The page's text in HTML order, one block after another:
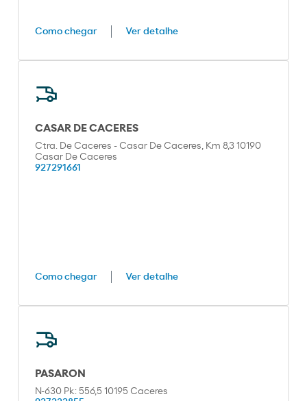
Como chegar Ver detalhe
CASAR DE CACERES
Ctra. De Caceres - Casar De Caceres, Km 8,3 10190
Casar De Caceres
927291661
Como chegar Ver detalhe
PASARON
N-630 Pk: 556,5 10195 Caceres